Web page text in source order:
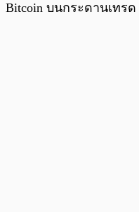
Bitcoin บนกระดานเทรด